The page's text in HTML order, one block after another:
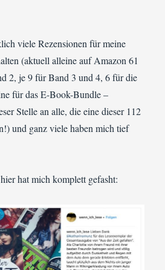
viele Rezensionen für meine
(aktuell alleine auf Amazon 61
2, je 9 für Band 3 und 4, 6 für die
für das E-Book-Bundle –
Stelle an alle, die eine dieser 112
und ganz viele haben mich tief
hat mich komplett gefasht: